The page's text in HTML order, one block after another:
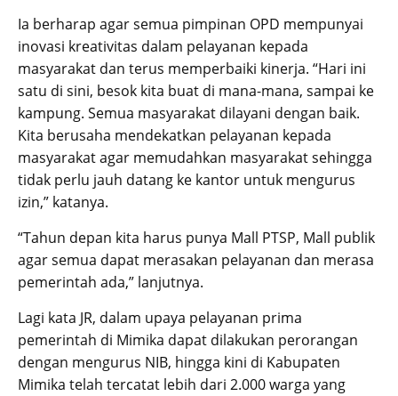
Ia berharap agar semua pimpinan OPD mempunyai
inovasi kreativitas dalam pelayanan kepada
masyarakat dan terus memperbaiki kinerja. “Hari ini
satu di sini, besok kita buat di mana-mana, sampai ke
kampung. Semua masyarakat dilayani dengan baik.
Kita berusaha mendekatkan pelayanan kepada
masyarakat agar memudahkan masyarakat sehingga
tidak perlu jauh datang ke kantor untuk mengurus
izin,” katanya.
“Tahun depan kita harus punya Mall PTSP, Mall publik
agar semua dapat merasakan pelayanan dan merasa
pemerintah ada,” lanjutnya.
Lagi kata JR, dalam upaya pelayanan prima
pemerintah di Mimika dapat dilakukan perorangan
dengan mengurus NIB, hingga kini di Kabupaten
Mimika telah tercatat lebih dari 2.000 warga yang